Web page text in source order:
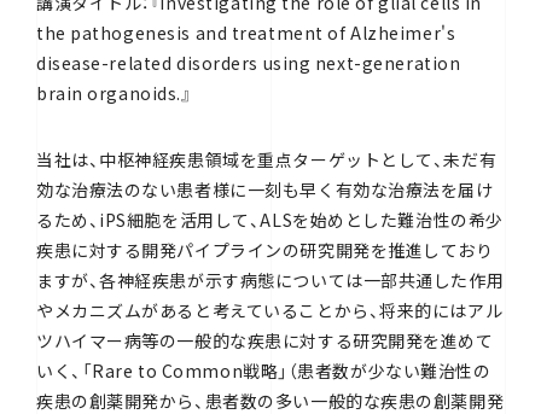
the pathogenesis and treatment of Alzheimer's
disease-related disorders using next-generation
brain organoids.』
当社は、中枢神経疾患領域を重点ターゲットとして、未だ有
効な治療法のない患者様に一刻も早く有効な治療法を届け
るため、iPS細胞を活用して、ALSを始めとした難治性の希少
疾患に対する開発パイプラインの研究開発を推進しており
ますが、各神経疾患が示す病態については一部共通した作用
やメカニズムがあると考えていることから、将来的にはアル
ツハイマー病等の一般的な疾患に対する研究開発を進めて
いく、「Rare to Common戦略」（患者数が少ない難治性の
疾患の創薬開発から、患者数の多い一般的な疾患の創薬開発